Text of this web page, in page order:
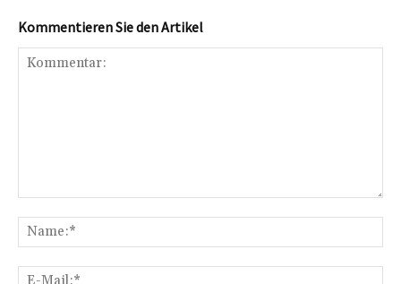
Kommentieren Sie den Artikel